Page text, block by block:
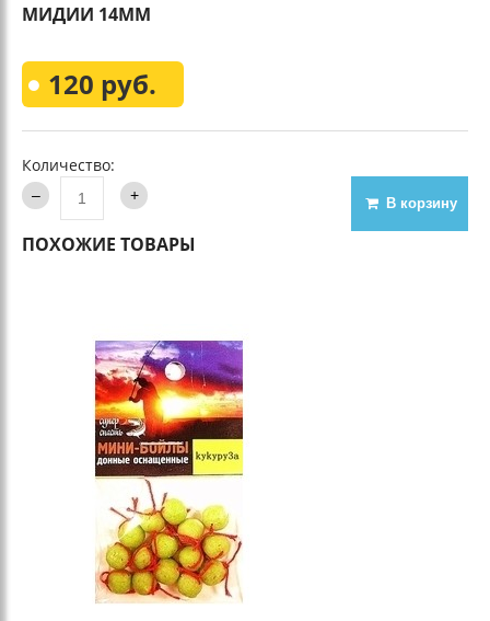
МИДИИ 14ММ
120 руб.
Количество:
В корзину
ПОХОЖИЕ ТОВАРЫ